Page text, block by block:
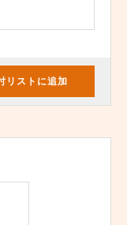
リスト に追加